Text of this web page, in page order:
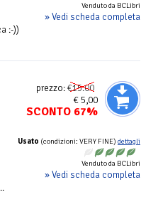
Venduto da BCLibri
» Vedi scheda completa
:-))
prezzo:€15.00
€ 5,00
SCONTO 67%
Usato (condizioni: VERY FINE) dettagli
Venduto da BCLibri
» Vedi scheda completa